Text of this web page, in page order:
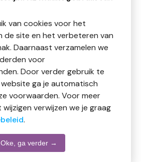
van cookies voor het
de site en het verbeteren van
Daarnaast verzamelen we
voor
Door verder gebruik te
ga je automatisch
voorwaarden. Voor meer
verwijzen we je graag
.
Oke, ga verder →